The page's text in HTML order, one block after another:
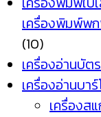
เครื่องพิมพ์พ
(10)
เครื่องอ่านบัต
เครื่องอ่านบา
เครื่องส